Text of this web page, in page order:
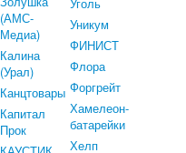
(АМС-
Медиа)
Калина
(Урал)
Канцтовары
Капитал
Прок
Уникум
ФИНИСТ
Флора
Форгрейт
Хамелеон-
батарейки
Хелп